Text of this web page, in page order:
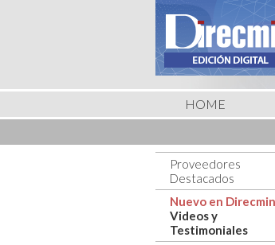
HOME
Proveedores
Destacados
Nuevo en Direcmin
Videos y
Testimoniales